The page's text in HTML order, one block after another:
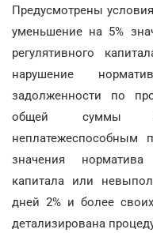
Предусмотрены
уменьшение на 5%
регулятивного
нарушение
задолженности по
общей суммы
неплатежеспособным
значения норматива
капитала или
дней 2% и более
детализирована